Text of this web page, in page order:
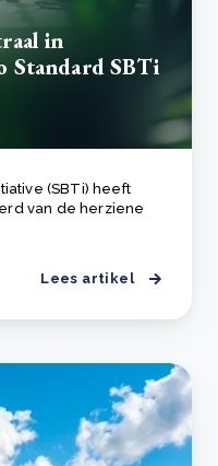
in
Standard SBTi
(SBTi) heeft
van de herziene
Lees artikel